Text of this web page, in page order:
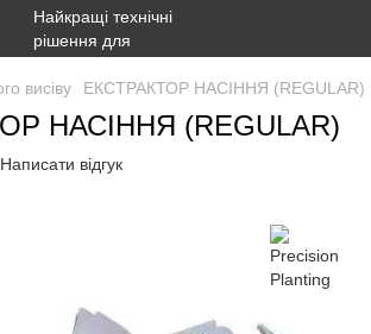
висіву ЕКСТРАКТОР НАСІННЯ (REGULAR)
НАСІННЯ (REGULAR)
Написати відгук